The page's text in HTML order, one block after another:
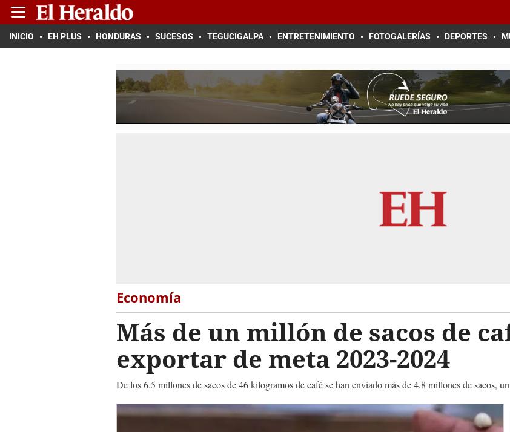
INICIO EH PLUS HONDURAS SUCESOS TEGUCIGALPA ENTRETENIMIENTO FOTOGALERÍAS DEPORTES
Economía
Más de un millón de sacos de
exportar de meta 2023-2024
De los 6.5 millones de sacos de 46 kilogramos de café se han enviado más de 4.8 millones de sacos,